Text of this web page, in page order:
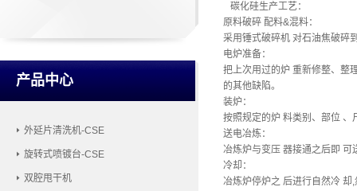
产品中心
外延片清洗机-CSE
旋转式喷镀台-CSE
双腔甩干机
碳化硅生产工艺：
原料破碎 配料&混料：
采用锤式破碎机 对石油焦破碎
电炉准备：
把上次用过的炉 重新修整、整
的其他缺陷。
装炉：
按照规定的炉 料类别、部位 、
送电冶炼：
冶炼炉与变压 器接通之后即
冷却：
冶炼炉停炉之 后进行自然冷 却